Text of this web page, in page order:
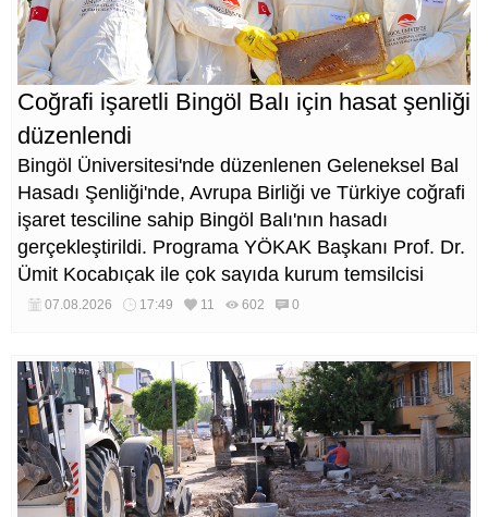
Coğrafi işaretli Bingöl Balı için hasat şenliği
düzenlendi
Bingöl Üniversitesi'nde düzenlenen Geleneksel Bal
Hasadı Şenliği'nde, Avrupa Birliği ve Türkiye coğrafi
işaret tesciline sahip Bingöl Balı'nın hasadı
gerçekleştirildi. Programa YÖKAK Başkanı Prof. Dr.
Ümit Kocabıçak ile çok sayıda kurum temsilcisi
katıldı.
07.08.2026 17:49 11 602 0